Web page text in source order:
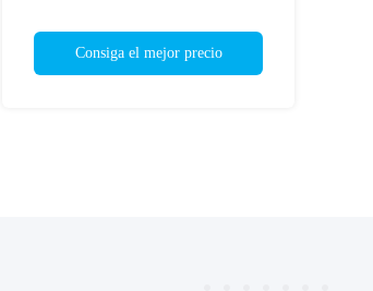
Consiga el mejor precio